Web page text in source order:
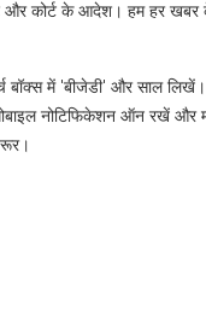
और कोर्ट के आदेश। हम हर
में 'बीजेडी' और साल लिखें।
नोटिफिकेशन ऑन रखें